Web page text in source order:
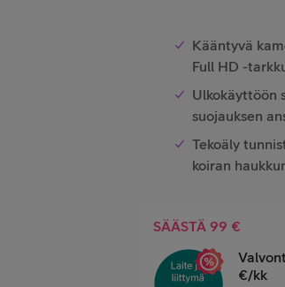
Kääntyvä
Full HD -
Ulkokäyttöön
suojauksen
Tekoäly
koiran
SÄÄSTÄ 99 €
€/kk